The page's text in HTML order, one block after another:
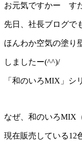
新
日
お元気ですかー す
先日、社長ブログで
ほんわか空気の塗り
しましたー(^^)/
「和のいろMIX」シ
なぜ、和のいろMIX
現在販売している12